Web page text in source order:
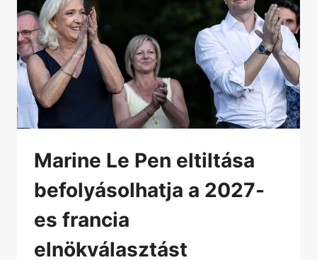
Marine Le Pen eltiltása
befolyásolhatja a 2027-
es francia
elnökválasztást